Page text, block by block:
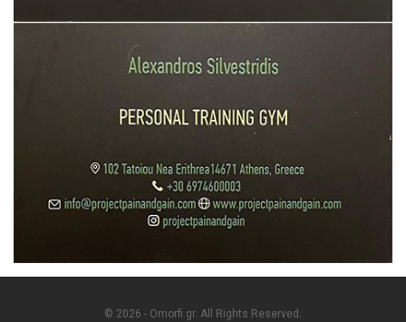
© 2026 - Omorfi.gr. All Rights Reserved.